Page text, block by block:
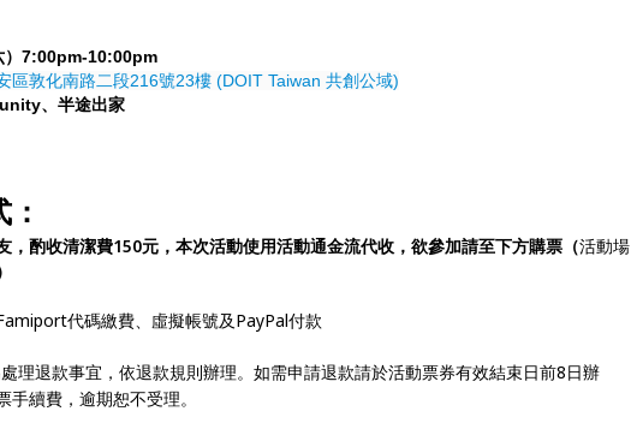
）7:00pm-10:00pm
區敦化南路二段216號23樓 (DOIT Taiwan 共創公域)
、半途出家
，酌收清潔費150元，本次活動使用活動通金流代收，欲參加請至下方購票（活動場
代碼繳費、虛擬帳號及PayPal付款
理退款事宜，依退款規則辦理。如需申請退款請於活動票券有效結束日前8日辦
續費，逾期恕不受理。